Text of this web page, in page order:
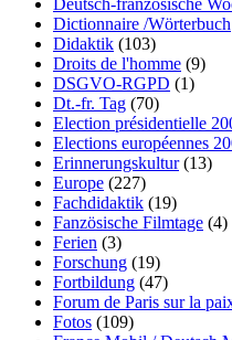
Deutsch-französische
Dictionnaire /Wörterbuch
Didaktik (103)
Droits de l'homme (9)
DSGVO-RGPD (1)
Dt.-fr. Tag (70)
Election présidentielle
Elections européennes
Erinnerungskultur(13)
Europe (227)
Fachdidaktik (19)
Fanzösische Filmtage (4)
Ferien (3)
Forschung (19)
Fortbildung (47)
Forum de Paris sur la
Fotos (109)